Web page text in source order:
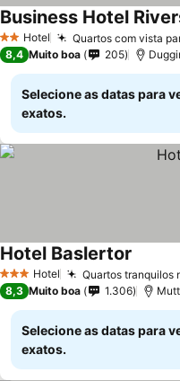
2 Estrelas
Hotel Quartos com vista
Business Hotel
8,4 Muito boa 205
Selecione as datas para
exatos.
3 EstrelasHotel Quartos tranquilos
Hotel Baslertor
8,3 Muito boa 1.306
Selecione as datas para
exatos.